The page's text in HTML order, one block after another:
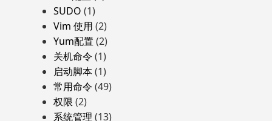
SUDO (1)
Vim 使用 (2)
Yum配置 (2)
关机命令 (1)
启动脚本(1)
常用命令 (49)
权限 (2)
系统管理 (13)